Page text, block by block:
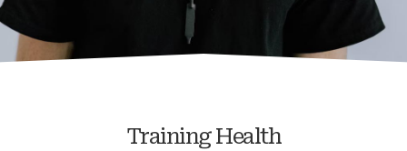
Training Health